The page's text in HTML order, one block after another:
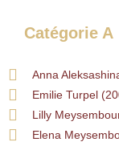
Catégorie A
Anna
Emilie Turpel
Lilly
Elena